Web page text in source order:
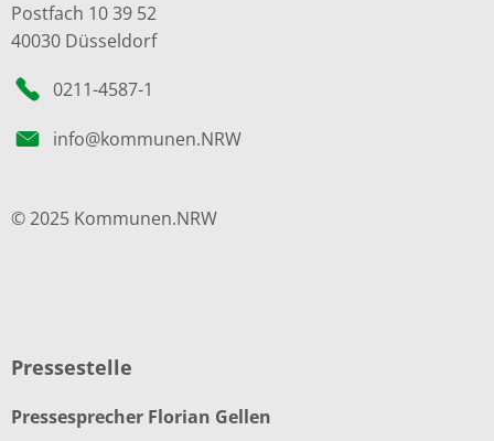
Postfach 10 39 52
40030 Düsseldorf
0211-4587-1
info@kommunen.NRW
© 2025 Kommunen.NRW
Pressestelle
Pressesprecher Florian Gellen